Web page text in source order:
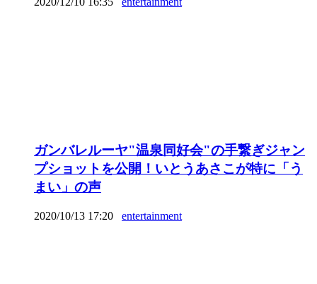
ガンバレルーヤ"温泉同好会"の手繋ぎジャン
プショットを公開！いとうあさこが特に「う
まい」の声
2020/10/13 17:20 entertainment